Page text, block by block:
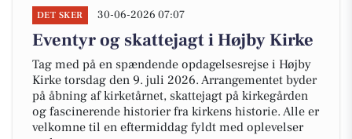
DET SKER 30-06-2026 07:07
Eventyr og skattejagt i Højby Kirke
Tag med på en spændende opdagelsesrejse i Højby
Kirke torsdag den 9. juli 2026. Arrangementet byder
på åbning af kirketårnet, skattejagt på kirkegården
og fascinerende historier fra kirkens historie. Alle er
velkomne til en eftermiddag fyldt med oplevelser